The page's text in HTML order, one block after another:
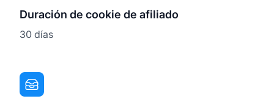
Duración de cookie de afiliado
30 días